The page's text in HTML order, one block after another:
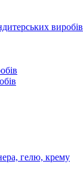
виробів
гелю, крему